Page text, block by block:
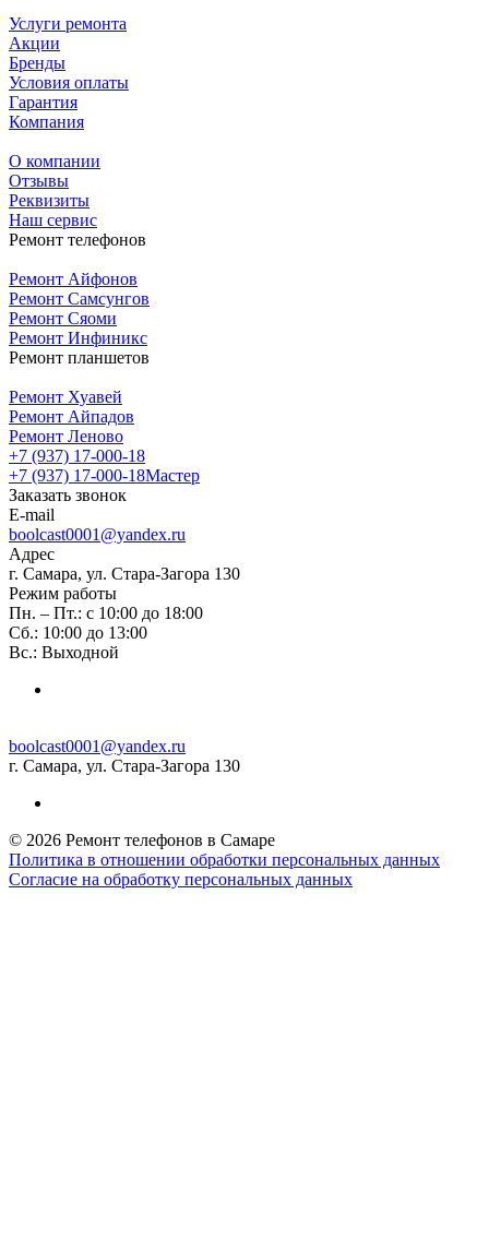
Услуги ремонта
Акции
Бренды
Условия оплаты
Гарантия
Компания
О компании
Отзывы
Реквизиты
Наш сервис
Ремонт телефонов
Ремонт Айфонов
Ремонт Самсунгов
Ремонт Сяоми
Ремонт Инфиникс
Ремонт планшетов
Ремонт Хуавей
Ремонт Айпадов
Ремонт Леново
+7 (937) 17-000-18
+7 (937) 17-000-18Мастер
Заказать звонок
E-mail
boolcast0001@yandex.ru
Адрес
г. Самара, ул. Стара-Загора 130
Режим работы
Пн. – Пт.: с 10:00 до 18:00
Сб.: 10:00 до 13:00
Вс.: Выходной
boolcast0001@yandex.ru
г. Самара, ул. Стара-Загора 130
© 2026 Ремонт телефонов в Самаре
Политика в отношении обработки персональных данных
Согласие на обработку персональных данных